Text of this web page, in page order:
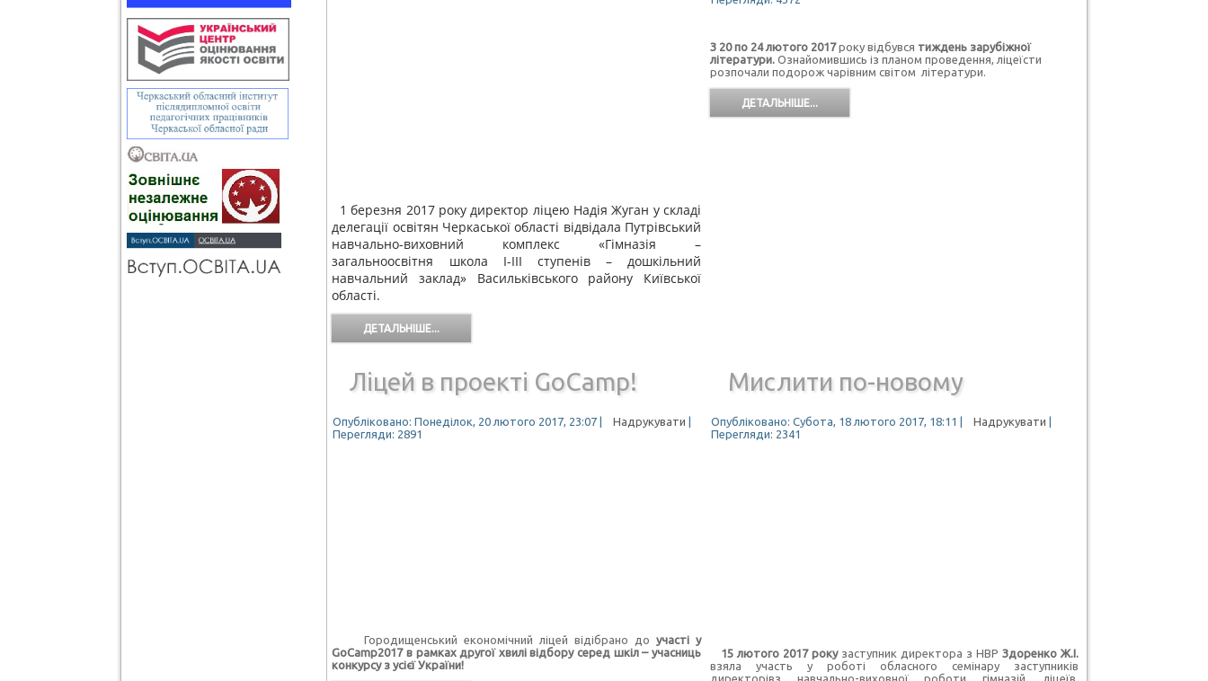
1 березня 2017 року директор ліцею Надія Жуган у складі
делегації освітян Черкаської області відвідала Путрівський
навчально-виховний комплекс «Гімназія –
загальноосвітня школа І-ІІІ ступенів – дошкільний
навчальний заклад» Васильківського району Київської
області.
ДЕТАЛЬНІШЕ...
З 20 по 24 лютого 2017року відбувся тиждень зарубіжної
літератури.Ознайомившись із планом проведення, ліцеїсти
розпочали подорож чарівним світом літератури.
ДЕТАЛЬНІШЕ...
Ліцей в проекті GoCamp!
Опубліковано: Понеділок, 20 лютого 2017, 23:07 Надрукувати
Перегляди: 2891
Городищенський економічний ліцей відібрано до участі у
GoCamp2017 в рамках другої хвилі відбору серед шкіл – учасниць
конкурсу з усієї України!
Мислити по-новому
Опубліковано: Субота, 18 лютого 2017, 18:11 Надрукувати
Перегляди: 2341
15 лютого 2017 рокузаступник директора з НВРЗдоренко Ж.І.
взяла участь у роботі обласного семінару заступників
директорівз навчально-виховної роботи гімназій, ліцеїв,